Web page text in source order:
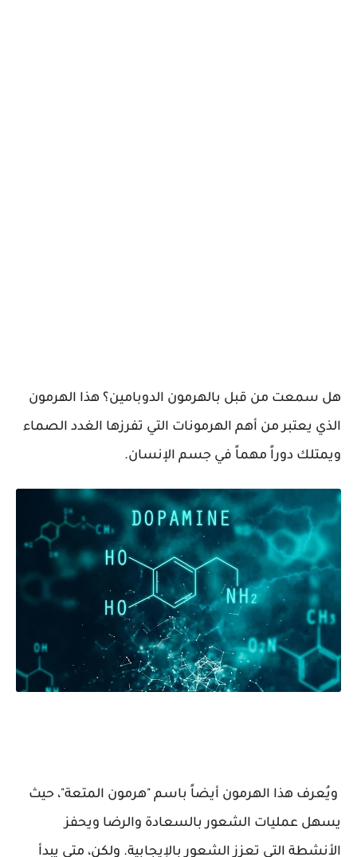
هل سمعت من قبل بالهرمون الدوبامين؟ هذا الهرمون
الذي يعتبر من أهم الهرمونات التي تفرزها الغدد الصماء
ويمتلك دوراً مهماً في جسم الإنسان.
ويُعرف هذا الهرمون أيضاً باسم "هرمون المتعة"، حيث
يسهل عمليات الشعور بالسعادة والرضا ويحفز
الأنشطة التي تعزز الشعور بالإيجابية. ولكن، متى يبدأ